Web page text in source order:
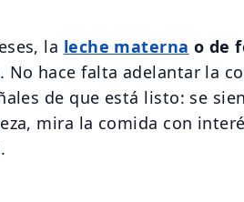
la leche materna o de
No hace falta adelantar la
de que está listo: se
mira la comida con